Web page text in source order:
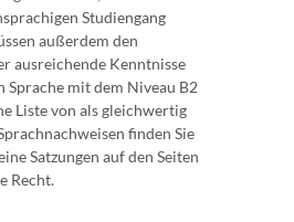
Studiengang
außerdem den
ausreichende Kenntnisse
Sprache mit dem Niveau B2
Liste von als gleichwertig
finden Sie
Satzungen auf den Seiten
Recht.